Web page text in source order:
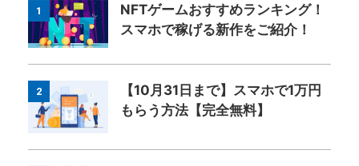
1
NFTゲームおすすめランキング！
スマホで稼げる新作をご紹介！
2
【10月31日まで】スマホで1万円
もらう方法【完全無料】